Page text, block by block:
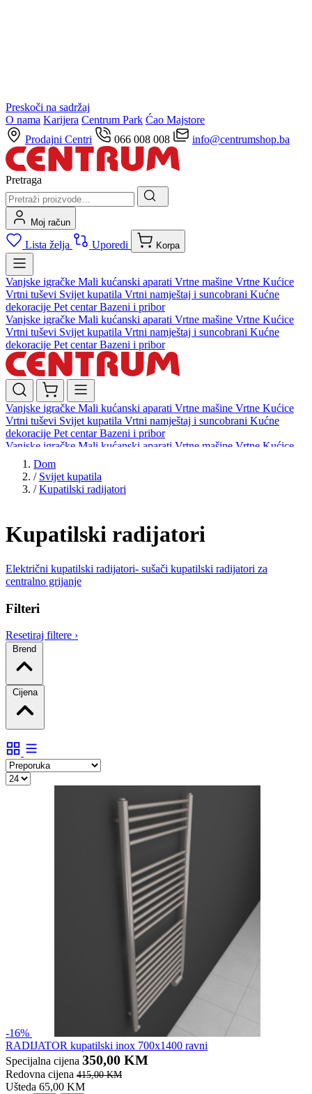
Preskoči na sadržaj
O nama Karijera Centrum Park Ćao Majstore
Prodajni Centri
066 008 008 info@centrumshop.ba
Pretraga
Moj račun
Lista želja Uporedi Korpa
Vanjske igračke Mali kućanski aparati Vrtne mašine Vrtne Kućice
Vrtni tuševi Svijet kupatila Vrtni namještaj i suncobrani Kućne
dekoracije Pet centarBazeni i pribor
Vanjske igračke Mali kućanski aparati Vrtne mašine Vrtne Kućice
Vrtni tuševi Svijet kupatila Vrtni namještaj i suncobrani Kućne
dekoracije Pet centarBazeni i pribor
Vanjske igračke Mali kućanski aparati Vrtne mašine Vrtne Kućice
Vrtni tuševi Svijet kupatila Vrtni namještaj i suncobrani Kućne
dekoracije Pet centarBazeni i pribor
Vanjske igračke Mali kućanski aparati Vrtne mašine Vrtne Kućice
Vrtni tuševi
dekoracijePet centar
Dom
/ Svijet kupatila
/ Kupatilski radijatori
Kupatilski radijatori
Električni kupatilski radijatori- sušači kupatilski radijatori za
centralno grijanje
Filteri
Resetiraj filtere ›
Brend
Cijena
-16%
RADIJATOR kupatilski inox 700x1400 ravni
Specijalna cijena 350,00 KM
Redovna cijena 415,00 KM
Ušteda 65,00 KM